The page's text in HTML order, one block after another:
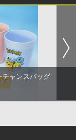
定版 [Blu-ray]
劇場版モノノ怪
ル特典:オリジナル
【坤と離】二振りの
チャンスバッグ